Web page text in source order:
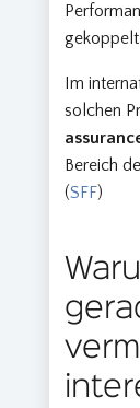
Im
solchen
Bereich
(SFF)